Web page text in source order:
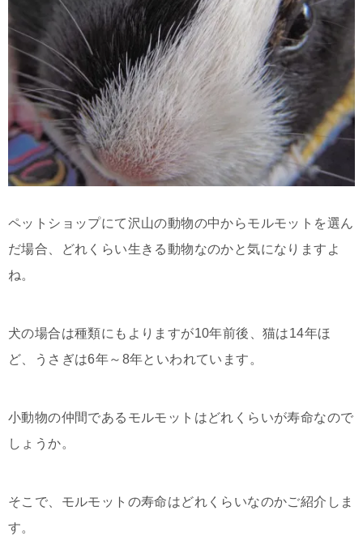
ペットショップにて沢山の動物の中からモルモットを選ん
だ場合、どれくらい生きる動物なのかと気になりますよ
ね。
犬の場合は種類にもよりますが10年前後、猫は14年ほ
ど、うさぎは6年～8年といわれています。
小動物の仲間であるモルモットはどれくらいが寿命なので
しょうか。
そこで、モルモットの寿命はどれくらいなのかご紹介しま
す。